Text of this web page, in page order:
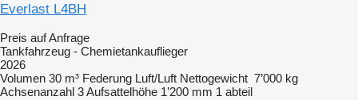
Everlast L4BH
Preis auf Anfrage
Tankfahrzeug - Chemietankauflieger
2026
Volumen 30 m³ Federung Luft/Luft Nettogewicht 7’000 kg
Achsenanzahl 3Aufsattelhöhe 1’200 mm 1 abteil